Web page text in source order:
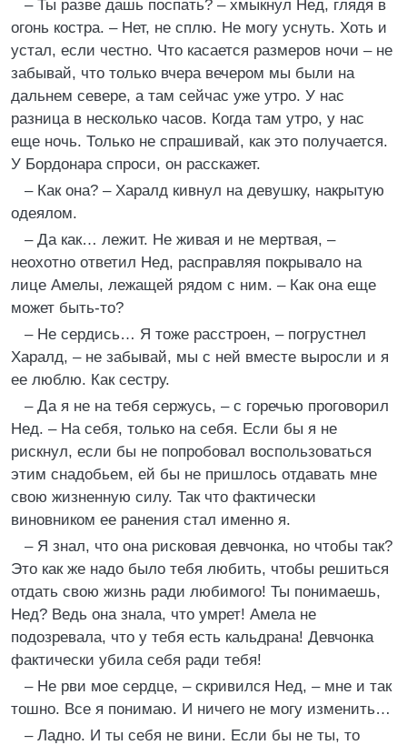
– Ты разве дашь поспать? – хмыкнул Нед, глядя в
огонь костра. – Нет, не сплю. Не могу уснуть. Хоть и
устал, если честно. Что касается размеров ночи – не
забывай, что только вчера вечером мы были на
дальнем севере, а там сейчас уже утро. У нас
разница в несколько часов. Когда там утро, у нас
еще ночь. Только не спрашивай, как это получается.
У Бордонара спроси, он расскажет.
– Как она? – Харалд кивнул на девушку, накрытую
одеялом.
– Да как… лежит. Не живая и не мертвая, –
неохотно ответил Нед, расправляя покрывало на
лице Амелы, лежащей рядом с ним. – Как она еще
может быть-то?
– Не сердись… Я тоже расстроен, – погрустнел
Харалд, – не забывай, мы с ней вместе выросли и я
ее люблю. Как сестру.
– Да я не на тебя сержусь, – с горечью проговорил
Нед. – На себя, только на себя. Если бы я не
рискнул, если бы не попробовал воспользоваться
этим снадобьем, ей бы не пришлось отдавать мне
свою жизненную силу. Так что фактически
виновником ее ранения стал именно я.
– Я знал, что она рисковая девчонка, но чтобы так?
Это как же надо было тебя любить, чтобы решиться
отдать свою жизнь ради любимого! Ты понимаешь,
Нед? Ведь она знала, что умрет! Амела не
подозревала, что у тебя есть кальдрана! Девчонка
фактически убила себя ради тебя!
– Не рви мое сердце, – скривился Нед, – мне и так
тошно. Все я понимаю. И ничего не могу изменить…
– Ладно. И ты себя не вини. Если бы не ты, то